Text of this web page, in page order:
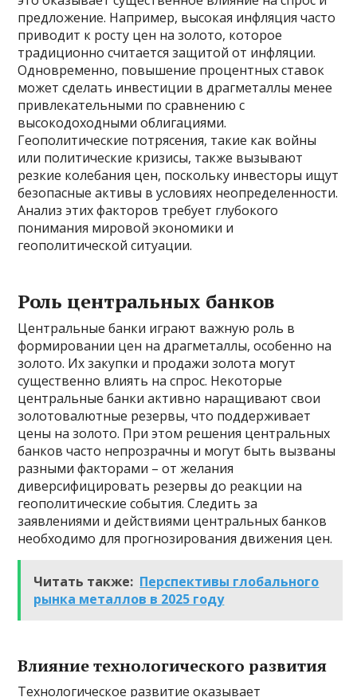
предложение. Например, высокая инфляция часто
приводит к росту цен на золото, которое
традиционно считается защитой от инфляции.
Одновременно, повышение процентных ставок
может сделать инвестиции в драгметаллы менее
привлекательными по сравнению с
высокодоходными облигациями.
Геополитические потрясения, такие как войны
или политические кризисы, также вызывают
резкие колебания цен, поскольку инвесторы ищут
безопасные активы в условиях неопределенности.
Анализ этих факторов требует глубокого
понимания мировой экономики и
геополитической ситуации.
Роль центральных банков
Центральные банки играют важную роль в
формировании цен на драгметаллы, особенно на
золото. Их закупки и продажи золота могут
существенно влиять на спрос. Некоторые
центральные банки активно наращивают свои
золотовалютные резервы, что поддерживает
цены на золото. При этом решения центральных
банков часто непрозрачны и могут быть вызваны
разными факторами – от желания
диверсифицировать резервы до реакции на
геополитические события. Следить за
заявлениями и действиями центральных банков
необходимо для прогнозирования движения цен.
Читать также: Перспективы глобального
рынка металлов в 2025 году
Влияние технологического развития
Технологическое развитие оказывает